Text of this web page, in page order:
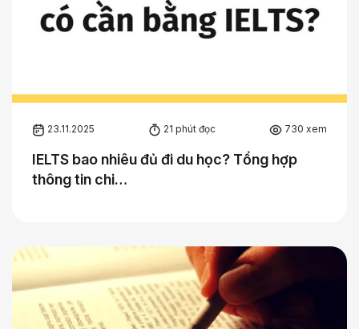
23.11.2025 21 phút đọc 730 xem
IELTS bao nhiêu đủ đi du học? Tổng hợp
thông tin chi…